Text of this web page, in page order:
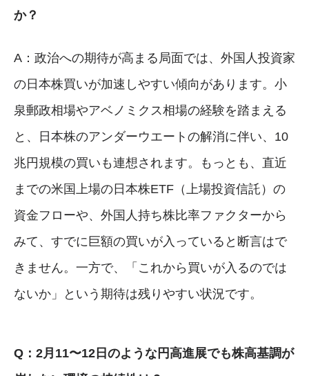
か？
A：政治への期待が高まる局面では、外国人投資家
の日本株買いが加速しやすい傾向があります。小
泉郵政相場やアベノミクス相場の経験を踏まえる
と、日本株のアンダーウエートの解消に伴い、10
兆円規模の買いも連想されます。もっとも、直近
までの米国上場の日本株ETF（上場投資信託）の
資金フローや、外国人持ち株比率ファクターから
みて、すでに巨額の買いが入っていると断言はで
きません。一方で、「これから買いが入るのでは
ないか」という期待は残りやすい状況です。
Q：2月11〜12日のような円高進展でも株高基調が